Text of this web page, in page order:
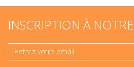
INSCRIPTION À NOTRE